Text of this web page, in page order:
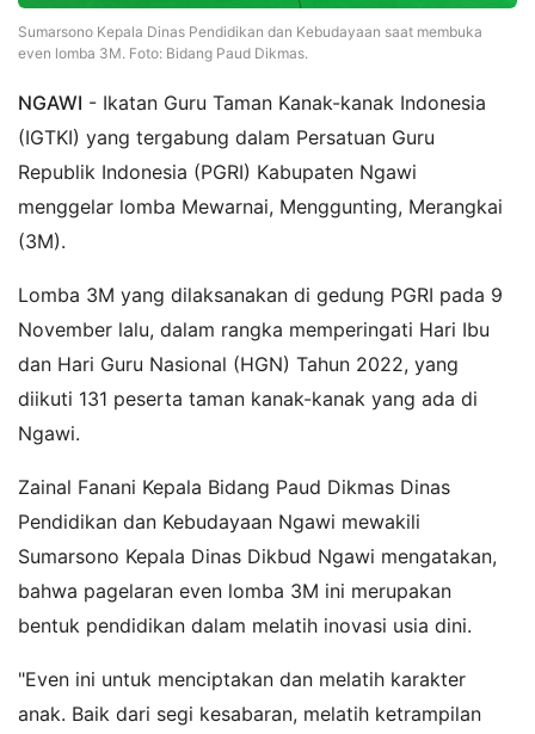
Sumarsono Kepala Dinas Pendidikan dan Kebudayaan saat membuka
even lomba 3M. Foto: Bidang Paud Dikmas.
NGAWI - Ikatan Guru Taman Kanak-kanak Indonesia
(IGTKI) yang tergabung dalam Persatuan Guru
Republik Indonesia (PGRI) Kabupaten Ngawi
menggelar lomba Mewarnai, Menggunting, Merangkai
(3M).
Lomba 3M yang dilaksanakan di gedung PGRI pada 9
November lalu, dalam rangka memperingati Hari Ibu
dan Hari Guru Nasional (HGN) Tahun 2022, yang
diikuti 131 peserta taman kanak-kanak yang ada di
Ngawi.
Zainal Fanani Kepala Bidang Paud Dikmas Dinas
Pendidikan dan Kebudayaan Ngawi mewakili
Sumarsono Kepala Dinas Dikbud Ngawi mengatakan,
bahwa pagelaran even lomba 3M ini merupakan
bentuk pendidikan dalam melatih inovasi usia dini.
"Even ini untuk menciptakan dan melatih karakter
anak. Baik dari segi kesabaran, melatih ketrampilan